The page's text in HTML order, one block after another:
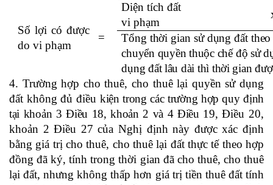
Số lợi có được
do vi phạm
=
Diện tích đất
vi phạm
Tổng thời gian sử dụng đất
chuyển quyền thuộc chế độ sử
dụng đất lâu dài thì thời gian
4. Trường hợp cho thuê, cho thuê lại quyền sử dụng
đất không đủ điều kiệntrong các trường hợpquy định
tại khoản3 Điều 18, khoản 2 và 4 Điều 19, Điều 20,
khoản 2 Điều 27của Nghị địnhnày được xác định
bằng giá trị cho thuê, cho thuê lại đất thực tế theo hợp
đồng đã ký, tính trong thời gian đã cho thuê, cho thuê
lại đất, nhưng không thấp hơn giá trị tiền thuê đất tính